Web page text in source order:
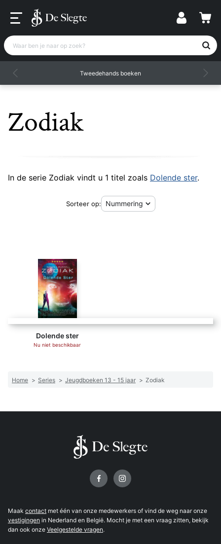
Waar ben je naar op zoek?
Tweedehands boeken
Zodiak
In de serie Zodiak vindt u 1 titel zoals Dolende ster.
Sorteer op:
Dolende ster
Nu niet beschikbaar
Home > Series > Jeugdboeken 13 - 15 jaar > Zodiak
Maak contact met één van onze medewerkers of vind de weg naar onze
vestigingen in Nederland en België. Mocht je met een vraag zitten, bekijk
dan ook onze Veelgestelde vragen.